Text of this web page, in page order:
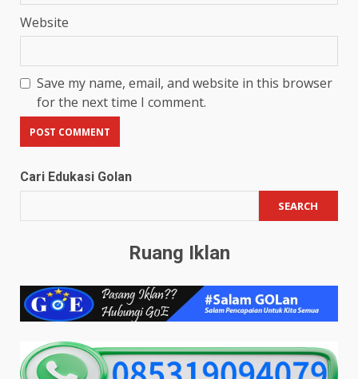
Website
Save my name, email, and website in this browser
for the next time I comment.
Cari Edukasi Golan
SEARCH
Ruang Iklan